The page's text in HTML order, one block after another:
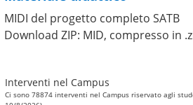
MIDI del progetto completo SATB
Download ZIP: MID, compresso in
Interventi nel Campus
Ci sono 78874 interventi nel Campus riservato agli